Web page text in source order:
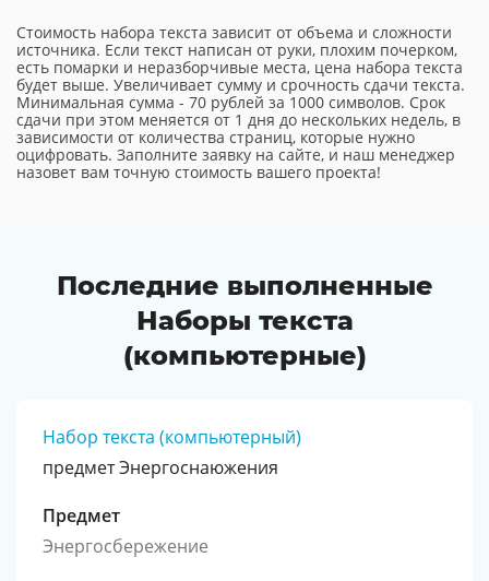
Стоимость набора текста зависит от объема и сложности
источника. Если текст написан от руки, плохим почерком,
есть помарки и неразборчивые места, цена набора текста
будет выше. Увеличивает сумму и срочность сдачи текста.
Минимальная сумма - 70 рублей за 1000 символов. Срок
сдачи при этом меняется от 1 дня до нескольких недель, в
зависимости от количества страниц, которые нужно
оцифровать. Заполните заявку на сайте, и наш менеджер
назовет вам точную стоимость вашего проекта!
Последние выполненные
Наборы текста
(компьютерные)
Набор текста (компьютерный)
предмет Энергоснаюжения
Предмет
Энергосбережение